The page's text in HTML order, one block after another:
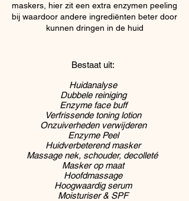
maskers, hier zit een extra enzymen peeling
bij waardoor andere ingrediënten beter door
kunnen dringen in de huid
Bestaat uit:
Huidanalyse
Dubbele reiniging
Enzyme face buff
Verfrissende toning lotion
Onzuiverheden verwijderen
Enzyme Peel
Huidverbeterend masker
Massage nek, schouder, decolleté
Masker op maat
Hoofdmassage
Hoogwaardig serum
Moisturiser & SPF​